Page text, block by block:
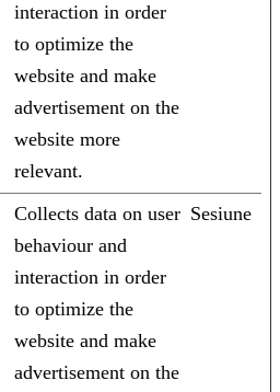
interaction in order
to optimize the
website and make
advertisement on the
website more
relevant.
Collects data on user
behaviour and
interaction in order
to optimize the
website and make
advertisement on the
Sesiune